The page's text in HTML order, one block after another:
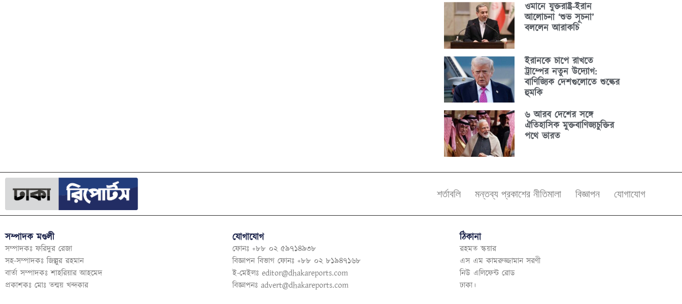
ওমানে যুক্তরাষ্ট্র-ইরান
আলোচনা ‘শুভ সূচনা’
বললেন আরাকচি
ইরানকে চাপে রাখতে
ট্রাম্পের নতুন উদ্যোগ:
বাণিজ্যিক দেশগুলোতে শুল্কের
হুমকি
৬ আরব দেশের সঙ্গে
ঐতিহাসিক মুক্তবাণিজ্যচুক্তির
পথে ভারত
শর্তাবলি মন্তব্য প্রকাশের নীতিমালা বিজ্ঞাপন যোগাযোগ
সম্পাদক মণ্ডলী
সম্পাদকঃ ফরিদুর রেজা
সহ-সম্পাদকঃ জিল্লুর রহমান
বার্তা সম্পাদকঃ শাহরিয়ার আহমেদ
প্রকাশকঃ মোঃ তন্ময় খন্দকার
যোগাযোগ
ফোনঃ +৮৮ ০২ ৫৯৭১৪৯৩৮
বিজ্ঞাপন বিভাগ ফোনঃ +৮৮ ০২ ৮১৯৪৭১৬৮
ই-মেইলঃ editor@dhakareports.com
বিজ্ঞাপনঃ advert@dhakareports.com
ঠিকানা
রহমত স্কয়ার
এস এম কামরুজ্জামান সরণী
নিউ এলিফেন্ট রোড
ঢাকা।